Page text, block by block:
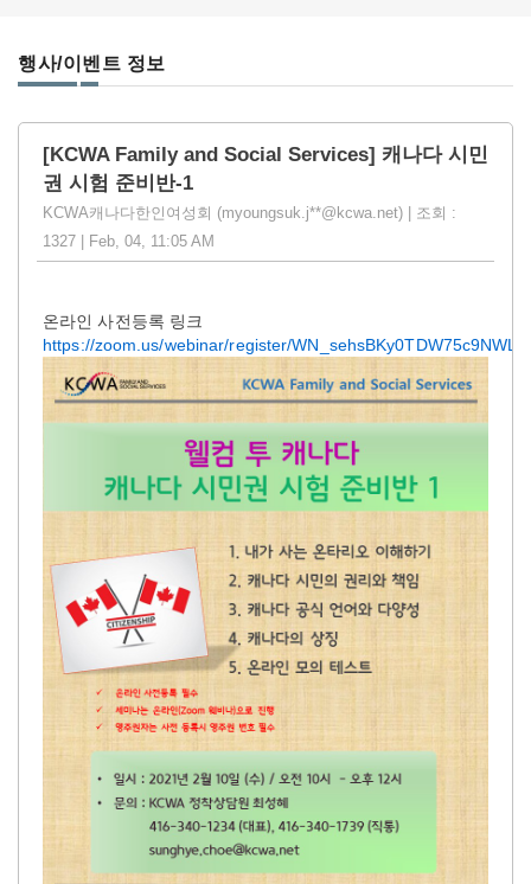
행사/이벤트 정보
[KCWA Family and Social Services] 캐나다 시민
권 시험 준비반-1
KCWA캐나다한인여성회 (myoungsuk.j**@kcwa.net) | 조회 :
1327 | Feb, 04, 11:05 AM
온라인 사전등록 링크
https://zoom.us/webinar/register/